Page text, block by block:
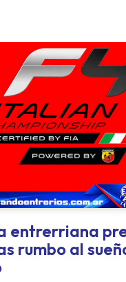
entrerriana
rumbo al